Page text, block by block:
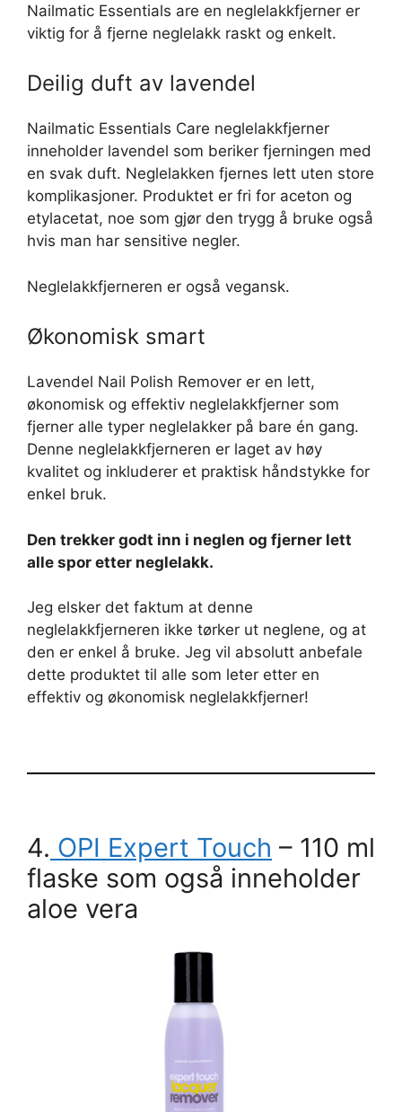
Nailmatic Essentials are en neglelakkfjerner er
viktig for å fjerne neglelakk raskt og enkelt.
Deilig duft av lavendel
Nailmatic Essentials Care neglelakkfjerner
inneholder lavendel som beriker fjerningen med
en svak duft. Neglelakken fjernes lett uten store
komplikasjoner. Produktet er fri for aceton og
etylacetat, noe som gjør den trygg å bruke også
hvis man har sensitive negler.
Neglelakkfjerneren er også vegansk.
Økonomisk smart
Lavendel Nail Polish Remover er en lett,
økonomisk og effektiv neglelakkfjerner som
fjerner alle typer neglelakker på bare én gang.
Denne neglelakkfjerneren er laget av høy
kvalitet og inkluderer et praktisk håndstykke for
enkel bruk.
Den trekker godt inn i neglen og fjerner lett
alle spor etter neglelakk.
Jeg elsker det faktum at denne
neglelakkfjerneren ikke tørker ut neglene, og at
den er enkel å bruke. Jeg vil absolutt anbefale
dette produktet til alle som leter etter en
effektiv og økonomisk neglelakkfjerner!
4. OPI Expert Touch – 110 ml
flaske som også inneholder
aloe vera